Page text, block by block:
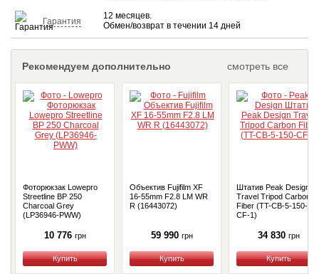
Гарантия
12 месяцев.
Обмен/возврат в течении 14 дней
Рекомендуем дополнительно смотреть все
Фоторюкзак Lowepro
Streetline BP 250
Charcoal Grey
(LP36946-PWW)
10 776 грн
Купить
Объектив Fujifilm XF
16-55mm F2.8 LM WR
R (16443072)
59 990 грн
Купить
Штатив Peak Design
Travel Tripod Carbon
Fiber (TT-CB-5-150-
CF-1)
34 830 грн
Купить